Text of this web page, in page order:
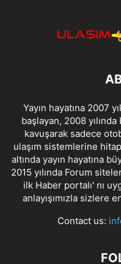
Yayın hayatına 2007
başlayan, 2008
kavuşarak sadece
ulaşım sistemlerine hitap
altında yayın hayatına
2015 yılında Forum
ilk Haber portalı' nı
anlayışımızla sizlere
Contact us: